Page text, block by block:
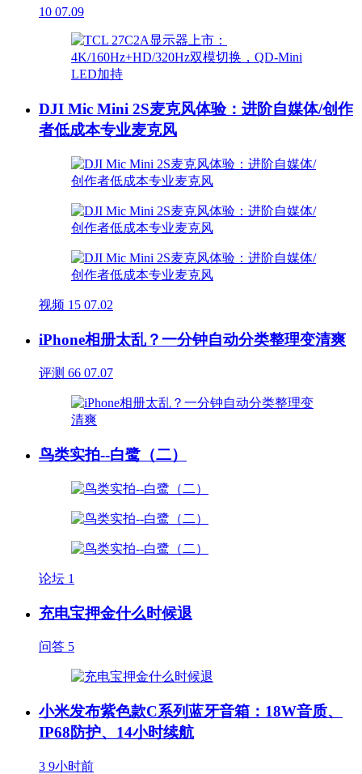
10 07.09
DJI Mic Mini 2S麦克风体验：进阶自媒体/创作
者低成本专业麦克风
视频 15 07.02
iPhone相册太乱？一分钟自动分类整理变清爽
评测 66 07.07
鸟类实拍--白鹭（二）
论坛 1
充电宝押金什么时候退
问答 5
小米发布紫色款C系列蓝牙音箱：18W音质、
IP68防护、14小时续航
3 9小时前